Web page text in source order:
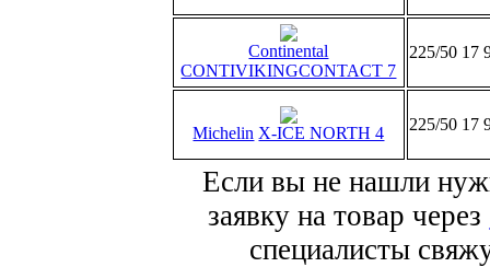
Continental
CONTIVIKINGCONTACT 7
225/50 17
Michelin X-ICE NORTH 4 225/50 17
Если вы не нашли
заявку на товар через
специалисты